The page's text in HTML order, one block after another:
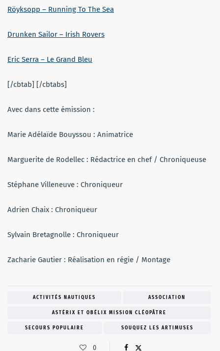
Röyksopp – Running To The Sea
Drunken Sailor – Irish Rovers
Eric Serra – Le Grand Bleu
[/cbtab] [/cbtabs]
Avec dans cette émission :
Marie Adélaïde Bouyssou : Animatrice
Marguerite de Rodellec : Rédactrice en chef / Chroniqueuse
Stéphane Villeneuve : Chroniqueur
Adrien Chaix : Chroniqueur
Sylvain Bretagnolle : Chroniqueur
Zacharie Gautier : Réalisation en régie / Montage
ACTIVITÉS NAUTIQUES ASSOCIATION
ASTÉRIX ET OBÉLIX MISSION CLÉOPÂTRE
SECOURS POPULAIRE SOUQUEZ LES ARTIMUSES
0